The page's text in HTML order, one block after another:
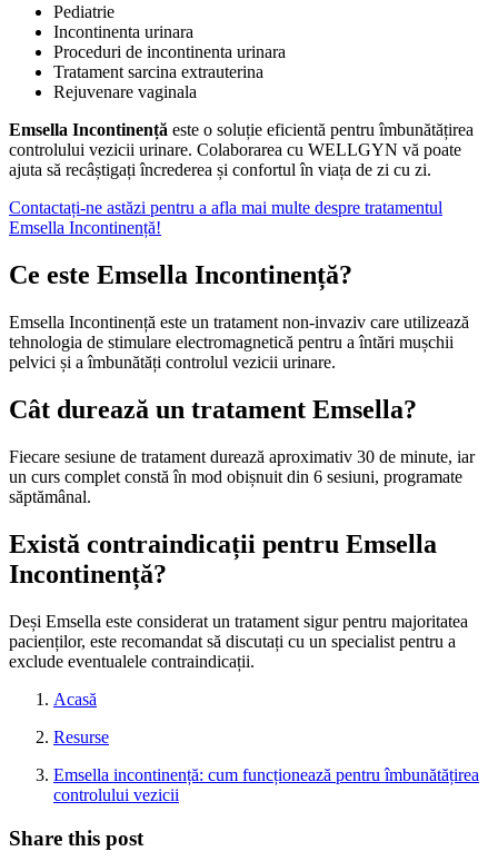
Pediatrie
Incontinenta urinara
Proceduri de incontinenta urinara
Tratament sarcina extrauterina
Rejuvenare vaginala
Emsella Incontinență este o soluție eficientă pentru îmbunătățirea
controlului vezicii urinare. Colaborarea cu WELLGYN vă poate
ajuta să recâștigați încrederea și confortul în viața de zi cu zi.
Contactați-ne astăzi pentru a afla mai multe despre tratamentul
Emsella Incontinență!
Ce este Emsella Incontinență?
Emsella Incontinență este un tratament non-invaziv care utilizează
tehnologia de stimulare electromagnetică pentru a întări mușchii
pelvici și a îmbunătăți controlul vezicii urinare.
Cât durează un tratament Emsella?
Fiecare sesiune de tratament durează aproximativ 30 de minute, iar
un curs complet constă în mod obișnuit din 6 sesiuni, programate
săptămânal.
Există contraindicații pentru Emsella
Incontinență?
Deși Emsella este considerat un tratament sigur pentru majoritatea
pacienților, este recomandat să discutați cu un specialist pentru a
exclude eventualele contraindicații.
Acasă
Resurse
Emsella incontinență: cum funcționează pentru îmbunătățirea
controlului vezicii
Share this post